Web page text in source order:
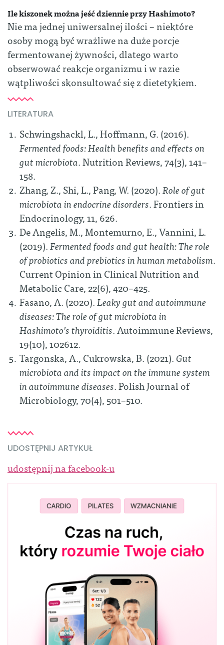
Ile kiszonek można jeść dziennie przy Hashimoto?
Nie ma jednej uniwersalnej ilości – niektóre
osoby mogą być wrażliwe na duże porcje
fermentowanej żywności, dlatego warto
obserwować reakcje organizmu i w razie
wątpliwości skonsultować się z dietetykiem.
LITERATURA
Schwingshackl, L., Hoffmann, G. (2016).
Fermented foods: Health benefits and effects on
gut microbiota. Nutrition Reviews, 74(3), 141–
158.
Zhang, Z., Shi, L., Pang, W. (2020).Role of gut
microbiota in endocrine disorders. Frontiers in
Endocrinology, 11, 626.
De Angelis, M., Montemurno, E., Vannini, L.
(2019).Fermented foods and gut health: The role
of probiotics and prebiotics in human metabolism.
Current Opinion in Clinical Nutrition and
Metabolic Care, 22(6), 420–425.
Fasano, A. (2020).Leaky gut and autoimmune
diseases: The role of gut microbiota in
Hashimoto’s thyroiditis. Autoimmune Reviews,
19(10), 102612.
Targonska, A., Cukrowska, B. (2021).Gut
microbiota and its impact on the immune system
in autoimmune diseases. Polish Journal of
Microbiology, 70(4), 501–510.
UDOSTĘPNIJ ARTYKUŁ
udostępnij na facebook-u